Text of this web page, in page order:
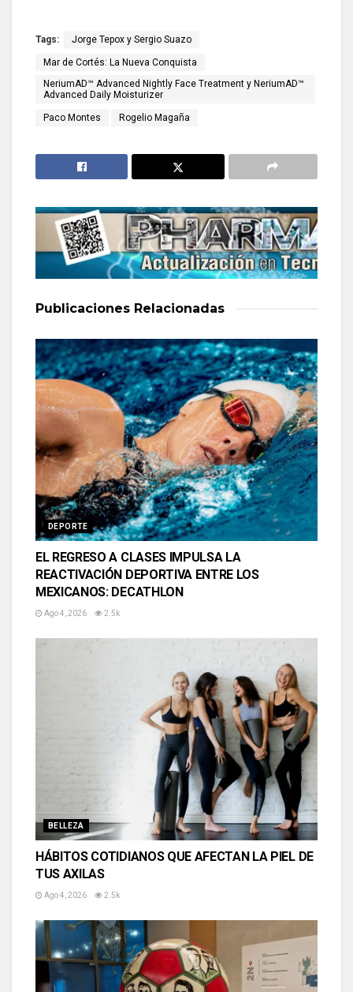
Tags: Jorge Tepox y Sergio Suazo
Mar de Cortés: La Nueva Conquista
NeriumAD™ Advanced Nightly Face Treatment y NeriumAD™
Advanced Daily Moisturizer
Paco Montes Rogelio Magaña
Publicaciones Relacionadas
DEPORTE
EL REGRESO A CLASES IMPULSA LA
REACTIVACIÓN DEPORTIVA ENTRE LOS
MEXICANOS: DECATHLON
Ago 4, 2026 2.5k
BELLEZA
HÁBITOS COTIDIANOS QUE AFECTAN LA PIEL DE
TUS AXILAS
Ago 4, 2026 2.5k